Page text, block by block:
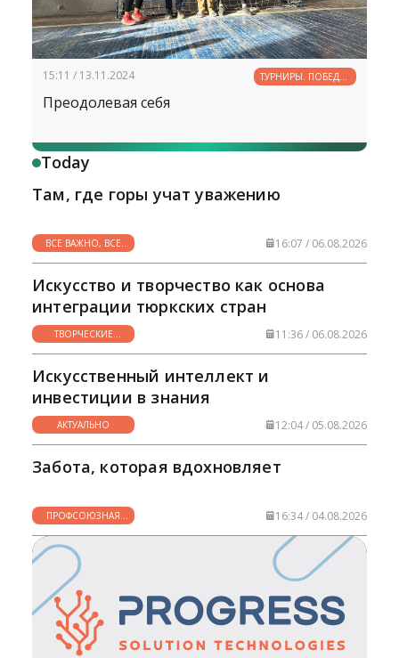
15:11 / 13.11.2024
ТУРНИРЫ. ПОБЕДЫ.
РЕКОРДЫ
Преодолевая себя
Today
Там, где горы учат уважению
ВСЕ ВАЖНО, ВСЕ
НУЖНО
16:07 / 06.08.2026
Искусство и творчество как основа
интеграции тюркских стран
ТВОРЧЕСКИЕ
ГОРИЗОНТЫ
11:36 / 06.08.2026
Искусственный интеллект и
инвестиции в знания
АКТУАЛЬНО 12:04 / 05.08.2026
Забота, которая вдохновляет
ПРОФСОЮЗНАЯ
ЖИЗНЬ
16:34 / 04.08.2026